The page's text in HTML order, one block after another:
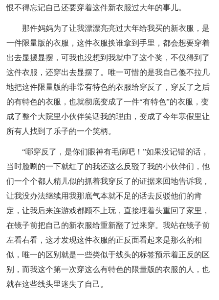
恨不得忘记自己还要穿着这件新衣服过大年的事儿。
那件妈妈为了让我漂漂亮亮过大年给我买的新衣服，是
一件限量版的衣服，这件衣服换谁拿到手里，都会想要穿着
出去显摆显摆，可我也没想到我就中了这个奖，不仅得到了
这件衣服，还穿出去显摆了。唯一可惜的是我自己傻不拉几
地把这件限量版的非常有特色的衣服给穿反了，穿反了之后
的有特色的衣服，也就彻底变成了一件“有特色”的衣服，变
成了整个大院里小伙伴笑话我的理由，变成了今年寒假里让
所有人找到了乐子的一个笑柄。
“哪穿反了，是你们眼神有毛病吧！”如果没记错的话，
当时脸唰的一下就红了的我还这么反驳了我的小伙伴们，他
们一个个都人精儿似的抓着我穿反了的证据来回地告诉我，
让我没办法继续用我那底气本就不足的话去反驳他们的肯
定，让我后来连游戏都顾不上玩，直接埋着头重回了家里，
在镜子前把自己的新衣服给重新翻了过来穿。我站在镜子前
左看右看，这才发现这件衣服的正反面看起来是那么的相
似，唯一的区别就是一些类似于线头的标签预示着正反的区
别，而我这个第一次穿这么有特色的限量版的衣服的人，也
就在这些线头里迷失了自己。